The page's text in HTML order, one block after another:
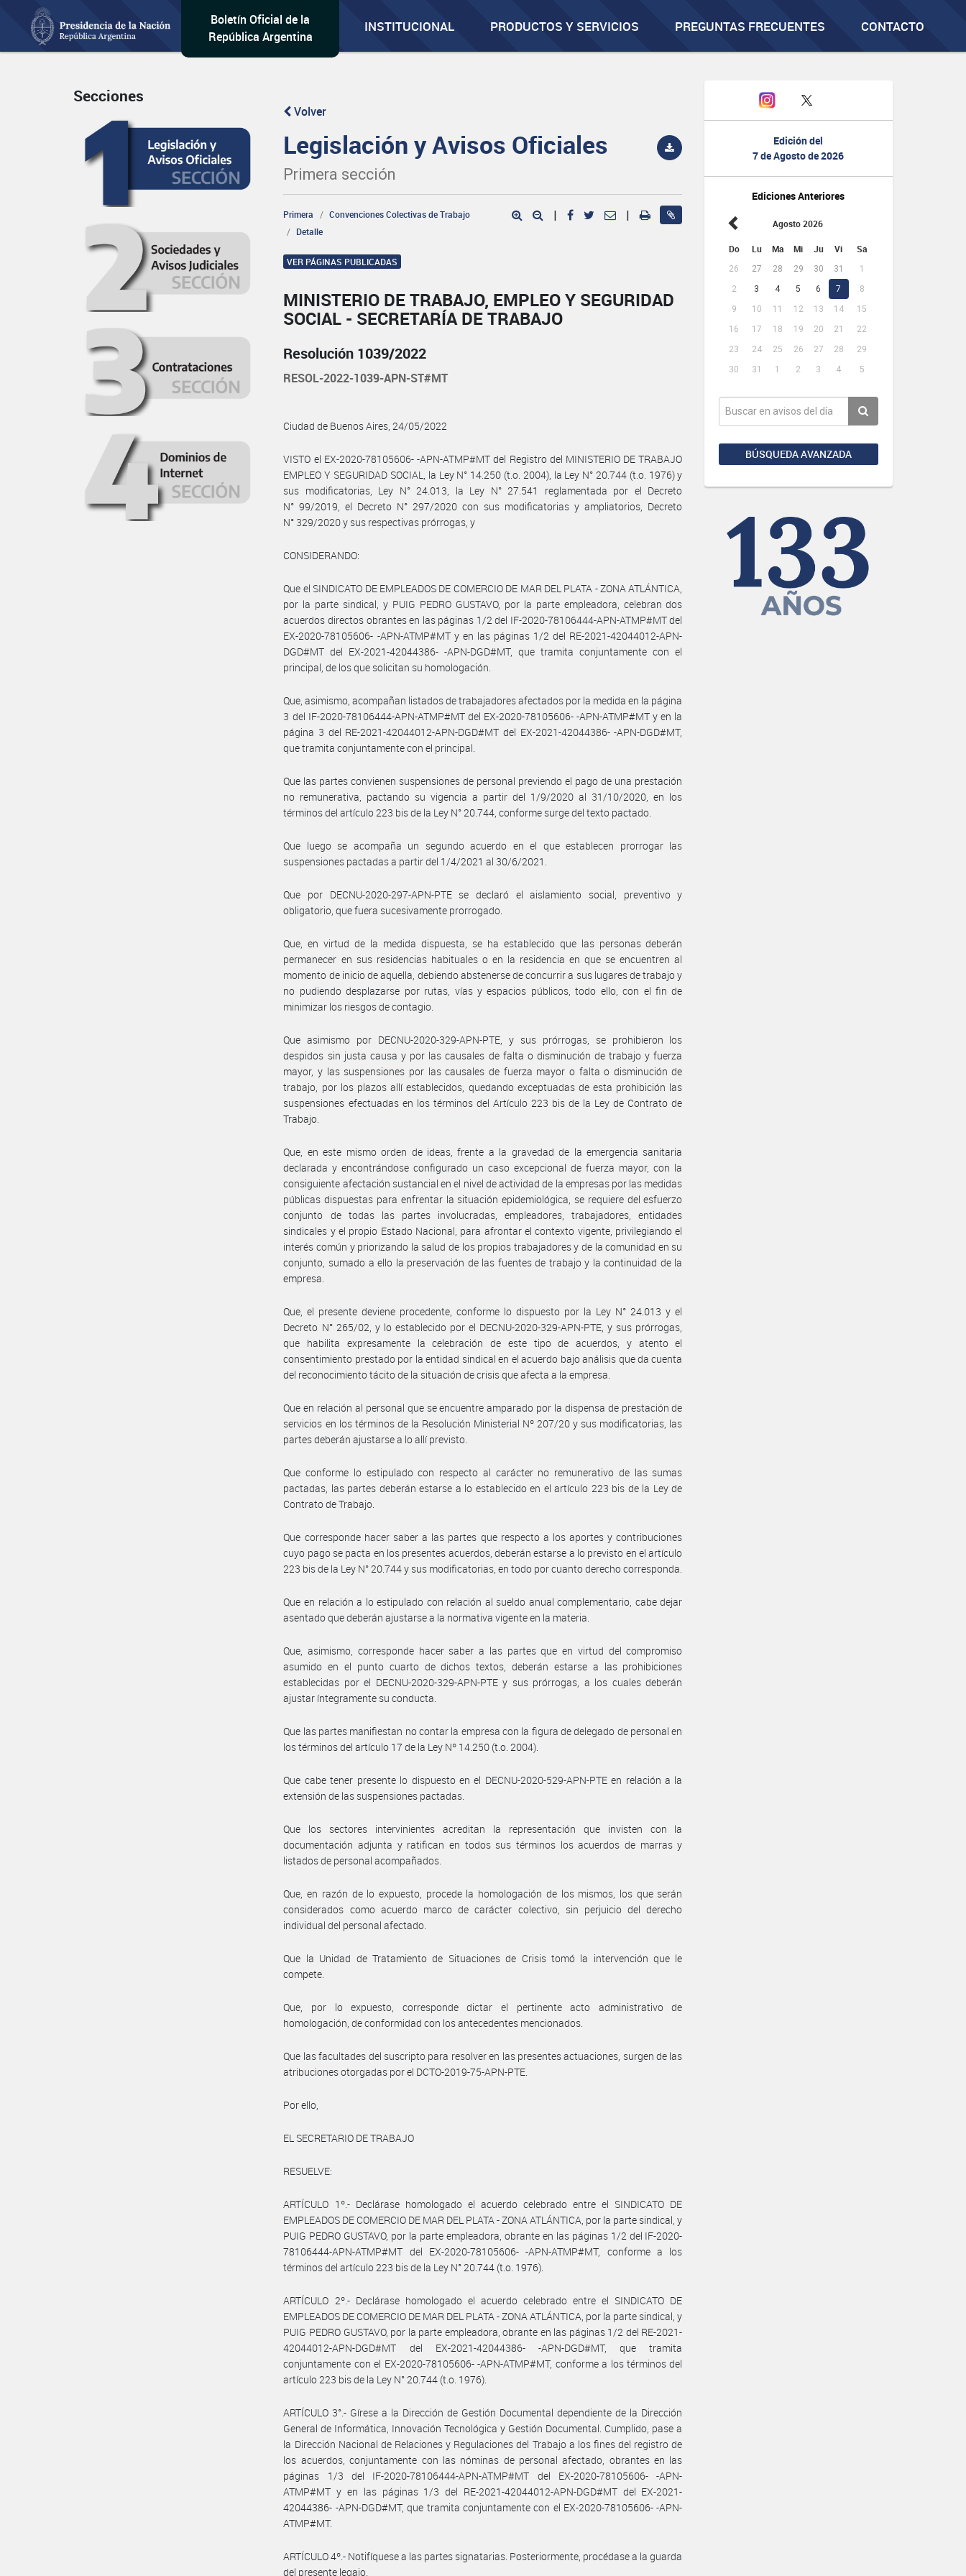
Boletín Oficial de la
República Argentina
INSTITUCIONAL PRODUCTOS Y SERVICIOS PREGUNTAS FRECUENTES CONTACTO
Edición del
7 de Agosto de 2026
Ediciones Anteriores
Agosto 2026
Do Lu Ma Mi Ju Vi Sa
26 27 28 29 30 31
1
2
3 4 5 6 7
8
9
10 11 12 13 14
15
16
17 18 19 20 21
22
23
24 25 26 27 28
29
30
31 1 2 3 4 5
BÚSQUEDA AVANZADA
Secciones
Volver
Legislación y Avisos Oficiales
Primera sección
Primera
Convenciones Colectivas de Trabajo
Detalle
| |
VER PÁGINAS PUBLICADAS
MINISTERIO DE TRABAJO, EMPLEO Y SEGURIDAD
SOCIAL - SECRETARÍA DE TRABAJO
Resolución 1039/2022
RESOL-2022-1039-APN-ST#MT
Ciudad de Buenos Aires, 24/05/2022
VISTO el EX-2020-78105606- -APN-ATMP#MT del Registro del MINISTERIO DE TRABAJO
EMPLEO Y SEGURIDAD SOCIAL, la Ley N° 14.250 (t.o. 2004), la Ley N° 20.744 (t.o. 1976) y
sus modificatorias, Ley N° 24.013, la Ley N° 27.541 reglamentada por el Decreto
N° 99/2019, el Decreto N° 297/2020 con sus modificatorias y ampliatorios, Decreto
N° 329/2020 y sus respectivas prórrogas, y
CONSIDERANDO:
Que el SINDICATO DE EMPLEADOS DE COMERCIO DE MAR DEL PLATA - ZONA ATLÁNTICA,
por la parte sindical, y PUIG PEDRO GUSTAVO, por la parte empleadora, celebran dos
acuerdos directos obrantes en las páginas 1/2 del IF-2020-78106444-APN-ATMP#MT del
EX-2020-78105606- -APN-ATMP#MT y en las páginas 1/2 del RE-2021-42044012-APN-
DGD#MT del EX-2021-42044386- -APN-DGD#MT, que tramita conjuntamente con el
principal, de los que solicitan su homologación.
Que, asimismo, acompañan listados de trabajadores afectados por la medida en la página
3 del IF-2020-78106444-APN-ATMP#MT del EX-2020-78105606- -APN-ATMP#MT y en la
página 3 del RE-2021-42044012-APN-DGD#MT del EX-2021-42044386- -APN-DGD#MT,
que tramita conjuntamente con el principal.
Que las partes convienen suspensiones de personal previendo el pago de una prestación
no remunerativa, pactando su vigencia a partir del 1/9/2020 al 31/10/2020, en los
términos del artículo 223 bis de la Ley N° 20.744, conforme surge del texto pactado.
Que luego se acompaña un segundo acuerdo en el que establecen prorrogar las
suspensiones pactadas a partir del 1/4/2021 al 30/6/2021.
Que por DECNU-2020-297-APN-PTE se declaró el aislamiento social, preventivo y
obligatorio, que fuera sucesivamente prorrogado.
Que, en virtud de la medida dispuesta, se ha establecido que las personas deberán
permanecer en sus residencias habituales o en la residencia en que se encuentren al
momento de inicio de aquella, debiendo abstenerse de concurrir a sus lugares de trabajo y
no pudiendo desplazarse por rutas, vías y espacios públicos, todo ello, con el fin de
minimizar los riesgos de contagio.
Que asimismo por DECNU-2020-329-APN-PTE, y sus prórrogas, se prohibieron los
despidos sin justa causa y por las causales de falta o disminución de trabajo y fuerza
mayor, y las suspensiones por las causales de fuerza mayor o falta o disminución de
trabajo, por los plazos allí establecidos, quedando exceptuadas de esta prohibición las
suspensiones efectuadas en los términos del Artículo 223 bis de la Ley de Contrato de
Trabajo.
Que, en este mismo orden de ideas, frente a la gravedad de la emergencia sanitaria
declarada y encontrándose configurado un caso excepcional de fuerza mayor, con la
consiguiente afectación sustancial en el nivel de actividad de la empresas por las medidas
públicas dispuestas para enfrentar la situación epidemiológica, se requiere del esfuerzo
conjunto de todas las partes involucradas, empleadores, trabajadores, entidades
sindicales y el propio Estado Nacional, para afrontar el contexto vigente, privilegiando el
interés común y priorizando la salud de los propios trabajadores y de la comunidad en su
conjunto, sumado a ello la preservación de las fuentes de trabajo y la continuidad de la
empresa.
Que, el presente deviene procedente, conforme lo dispuesto por la Ley N° 24.013 y el
Decreto N° 265/02, y lo establecido por el DECNU-2020-329-APN-PTE, y sus prórrogas,
que habilita expresamente la celebración de este tipo de acuerdos, y atento el
consentimiento prestado por la entidad sindical en el acuerdo bajo análisis que da cuenta
del reconocimiento tácito de la situación de crisis que afecta a la empresa.
Que en relación al personal que se encuentre amparado por la dispensa de prestación de
servicios en los términos de la Resolución Ministerial Nº 207/20 y sus modificatorias, las
partes deberán ajustarse a lo allí previsto.
Que conforme lo estipulado con respecto al carácter no remunerativo de las sumas
pactadas, las partes deberán estarse a lo establecido en el artículo 223 bis de la Ley de
Contrato de Trabajo.
Que corresponde hacer saber a las partes que respecto a los aportes y contribuciones
cuyo pago se pacta en los presentes acuerdos, deberán estarse a lo previsto en el artículo
223 bis de la Ley N° 20.744 y sus modificatorias, en todo por cuanto derecho corresponda.
Que en relación a lo estipulado con relación al sueldo anual complementario, cabe dejar
asentado que deberán ajustarse a la normativa vigente en la materia.
Que, asimismo, corresponde hacer saber a las partes que en virtud del compromiso
asumido en el punto cuarto de dichos textos, deberán estarse a las prohibiciones
establecidas por el DECNU-2020-329-APN-PTE y sus prórrogas, a los cuales deberán
ajustar íntegramente su conducta.
Que las partes manifiestan no contar la empresa con la figura de delegado de personal en
los términos del artículo 17 de la Ley Nº 14.250 (t.o. 2004).
Que cabe tener presente lo dispuesto en el DECNU-2020-529-APN-PTE en relación a la
extensión de las suspensiones pactadas.
Que los sectores intervinientes acreditan la representación que invisten con la
documentación adjunta y ratifican en todos sus términos los acuerdos de marras y
listados de personal acompañados.
Que, en razón de lo expuesto, procede la homologación de los mismos, los que serán
considerados como acuerdo marco de carácter colectivo, sin perjuicio del derecho
individual del personal afectado.
Que la Unidad de Tratamiento de Situaciones de Crisis tomó la intervención que le
compete.
Que, por lo expuesto, corresponde dictar el pertinente acto administrativo de
homologación, de conformidad con los antecedentes mencionados.
Que las facultades del suscripto para resolver en las presentes actuaciones, surgen de las
atribuciones otorgadas por el DCTO-2019-75-APN-PTE.
Por ello,
EL SECRETARIO DE TRABAJO
RESUELVE:
ARTÍCULO 1º.- Declárase homologado el acuerdo celebrado entre el SINDICATO DE
EMPLEADOS DE COMERCIO DE MAR DEL PLATA - ZONA ATLÁNTICA, por la parte sindical, y
PUIG PEDRO GUSTAVO, por la parte empleadora, obrante en las páginas 1/2 del IF-2020-
78106444-APN-ATMP#MT del EX-2020-78105606- -APN-ATMP#MT, conforme a los
términos del artículo 223 bis de la Ley N° 20.744 (t.o. 1976).
ARTÍCULO 2º.- Declárase homologado el acuerdo celebrado entre el SINDICATO DE
EMPLEADOS DE COMERCIO DE MAR DEL PLATA - ZONA ATLÁNTICA, por la parte sindical, y
PUIG PEDRO GUSTAVO, por la parte empleadora, obrante en las páginas 1/2 del RE-2021-
42044012-APN-DGD#MT del EX-2021-42044386- -APN-DGD#MT, que tramita
conjuntamente con el EX-2020-78105606- -APN-ATMP#MT, conforme a los términos del
artículo 223 bis de la Ley N° 20.744 (t.o. 1976).
ARTÍCULO 3°.- Gírese a la Dirección de Gestión Documental dependiente de la Dirección
General de Informática, Innovación Tecnológica y Gestión Documental. Cumplido, pase a
la Dirección Nacional de Relaciones y Regulaciones del Trabajo a los fines del registro de
los acuerdos, conjuntamente con las nóminas de personal afectado, obrantes en las
páginas 1/3 del IF-2020-78106444-APN-ATMP#MT del EX-2020-78105606- -APN-
ATMP#MT y en las páginas 1/3 del RE-2021-42044012-APN-DGD#MT del EX-2021-
42044386- -APN-DGD#MT, que tramita conjuntamente con el EX-2020-78105606- -APN-
ATMP#MT.
ARTÍCULO 4º.- Notifíquese a las partes signatarias. Posteriormente, procédase a la guarda
del presente legajo.